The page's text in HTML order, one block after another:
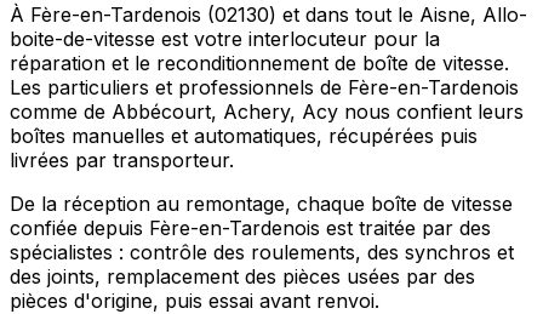
À Fère-en-Tardenois (02130) et dans tout le Aisne, Allo-
boite-de-vitesse est votre interlocuteur pour la
réparation et le reconditionnement de boîte de vitesse.
Les particuliers et professionnels de Fère-en-Tardenois
comme de Abbécourt, Achery, Acy nous confient leurs
boîtes manuelles et automatiques, récupérées puis
livrées par transporteur.
De la réception au remontage, chaque boîte de vitesse
confiée depuis Fère-en-Tardenois est traitée par des
spécialistes : contrôle des roulements, des synchros et
des joints, remplacement des pièces usées par des
pièces d'origine, puis essai avant renvoi.